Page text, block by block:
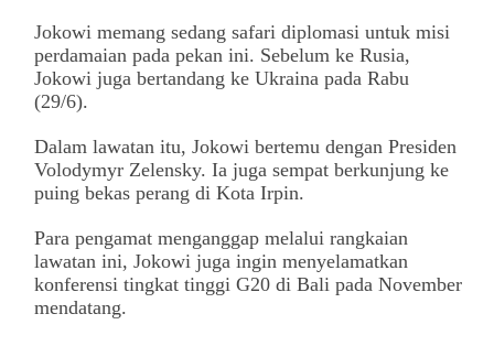
Jokowi memang sedang safari diplomasi untuk misi
perdamaian pada pekan ini. Sebelum ke Rusia,
Jokowi juga bertandang ke Ukraina pada Rabu
(29/6).
Dalam lawatan itu, Jokowi bertemu dengan Presiden
Volodymyr Zelensky. Ia juga sempat berkunjung ke
puing bekas perang di Kota Irpin.
Para pengamat menganggap melalui rangkaian
lawatan ini, Jokowi juga ingin menyelamatkan
konferensi tingkat tinggi G20 di Bali pada November
mendatang.